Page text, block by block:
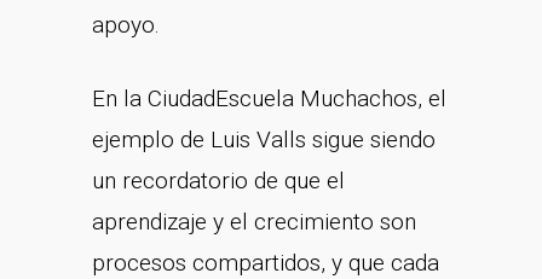
apoyo.
En la CiudadEscuela Muchachos, el
ejemplo de Luis Valls sigue siendo
un recordatorio de que el
aprendizaje y el crecimiento son
procesos compartidos, y que cada